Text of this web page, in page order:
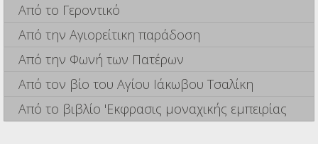
Από το Γεροντικό
Από την Αγιορείτικη παράδοση
Από την Φωνή των Πατέρων
Από τον βίο του Αγίου Ιάκωβου Τσαλίκη
Από το βιβλίο 'Εκφρασις μοναχικής εμπειρίας